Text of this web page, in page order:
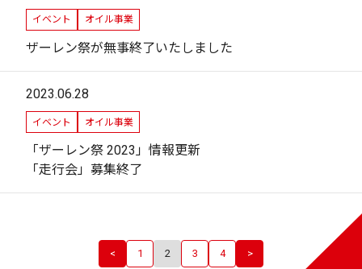
イベント オイル事業
ザーレン祭が無事終了いたしました
2023.06.28
イベント オイル事業
「ザーレン祭 2023」情報更新
「走行会」募集終了
< 1 2 3 4 >